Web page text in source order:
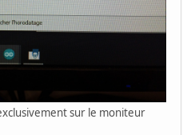
sur le moniteur